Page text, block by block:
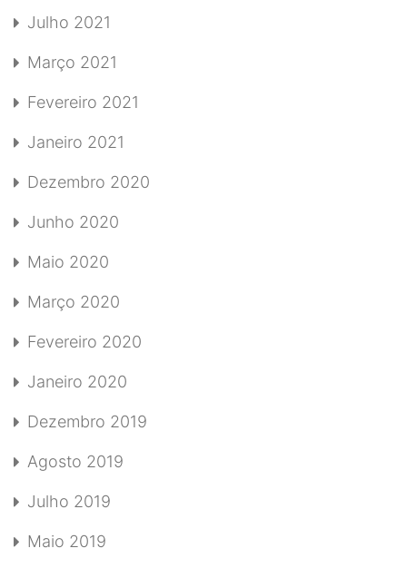
Julho 2021
Março 2021
Fevereiro 2021
Janeiro 2021
Dezembro 2020
Junho 2020
Maio 2020
Março 2020
Fevereiro 2020
Janeiro 2020
Dezembro 2019
Agosto 2019
Julho 2019
Maio 2019